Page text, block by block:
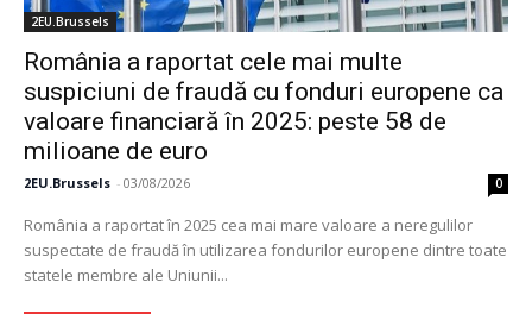
2EU.Brussels
România a raportat cele mai multe
suspiciuni de fraudă cu fonduri europene ca
valoare financiară în 2025: peste 58 de
milioane de euro
2EU.Brussels - 03/08/2026 0
România a raportat în 2025 cea mai mare valoare a neregulilor
suspectate de fraudă în utilizarea fondurilor europene dintre toate
statele membre ale Uniunii...